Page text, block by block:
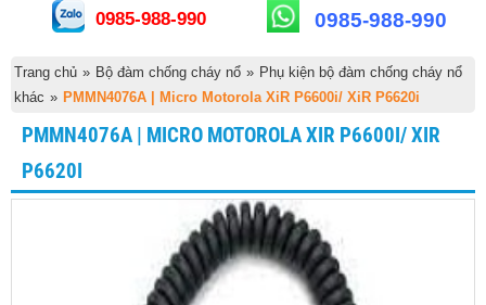
0985-988-990 0985-988-990
Trang chủ » Bộ đàm chống cháy nổ » Phụ kiện bộ đàm chống cháy nổ
khác » PMMN4076A | Micro Motorola XiR P6600i/ XiR P6620i
PMMN4076A | MICRO MOTOROLA XIR P6600I/ XIR
P6620I